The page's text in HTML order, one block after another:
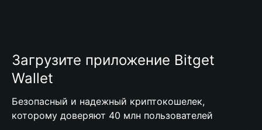
Загрузите приложение Bitget
Wallet
Безопасный и надежный криптокошелек,
которому доверяют 40 млн пользователей